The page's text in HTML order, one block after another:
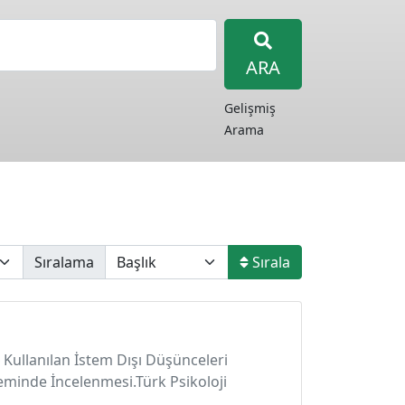
ARA
Gelişmiş
Arama
Sıralama Sırala
İstem Dışı Düşünceleri
İncelenmesi.Türk Psikoloji